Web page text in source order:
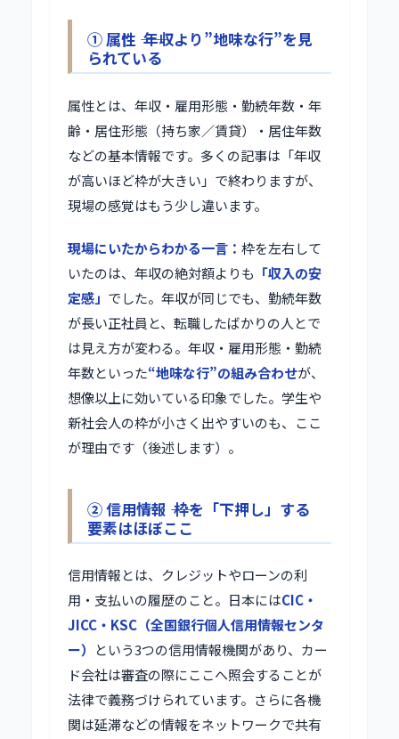
① 属性 ―― 年収より”地味な行”を見
られている
属性とは、年収・雇用形態・勤続年数・年
齢・居住形態（持ち家／賃貸）・居住年数
などの基本情報です。多くの記事は「年収
が高いほど枠が大きい」で終わりますが、
現場の感覚はもう少し違います。
現場にいたからわかる一言： 枠を左右して
いたのは、年収の絶対額よりも 「収入の安
定感」 でした。年収が同じでも、勤続年数
が長い正社員と、転職したばかりの人とで
は見え方が変わる。年収・雇用形態・勤続
年数といった“地味な行”の組み合わせが、
想像以上に効いている印象でした。学生や
新社会人の枠が小さく出やすいのも、ここ
が理由です（後述します）。
② 信用情報 ―― 枠を「下押し」する
要素はほぼここ
信用情報とは、クレジットやローンの利
用・支払いの履歴のこと。日本にはCIC・
JICC・KSC（全国銀行個人信用情報センタ
ー）
という3つの信用情報機関があり、カー
ド会社は審査の際にここへ照会することが
法律で義務づけられています。さらに各機
関は延滞などの情報をネットワークで共有